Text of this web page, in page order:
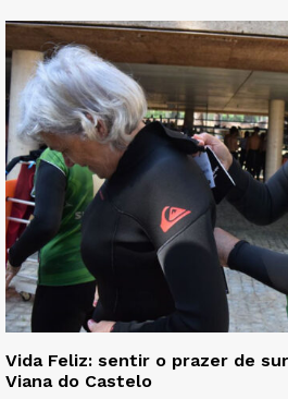
Vida Feliz: sentir o prazer de
Viana do Castelo